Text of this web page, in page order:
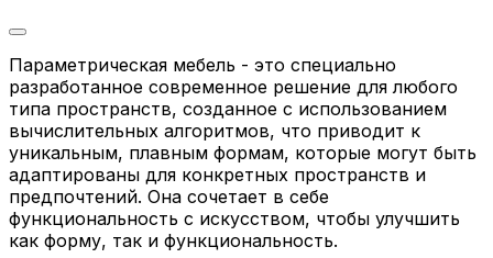
Параметрическая мебель - это специально
разработанное современное решение для любого
типа пространств, созданное с использованием
вычислительных алгоритмов, что приводит к
уникальным, плавным формам, которые могут быть
адаптированы для конкретных пространств и
предпочтений. Она сочетает в себе
функциональность с искусством, чтобы улучшить
как форму, так и функциональность.